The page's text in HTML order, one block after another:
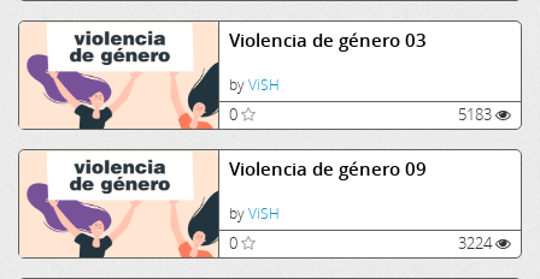
Violencia de género 03
byViSH
0 5183
Violencia de género 09
byViSH
0 3224